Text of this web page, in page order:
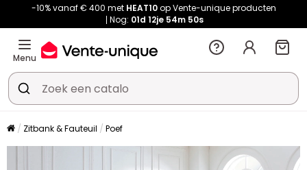
-10% vanaf € 400 met HEAT10op Vente-unique producten
Nog: 01d 12je 54m 49s
Menu
Zitbank & Fauteuil Poef